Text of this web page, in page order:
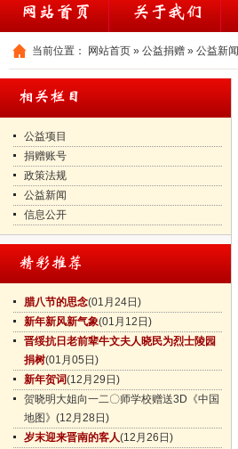
当前位置： 网站首页 » 公益捐赠 » 公益新闻
公益项目
捐赠账号
政策法规
公益新闻
信息公开
腊八节的思念(01月24日)
新年新风新气象(01月12日)
晋绥抗日老前辈牛文夫人晓民为烈士陵园
捐树(01月05日)
新年贺词(12月29日)
贺晓明大姐向一二〇师学校赠送3D《中国
地图》 (12月28日)
岁末迎来晋南的客人(12月26日)